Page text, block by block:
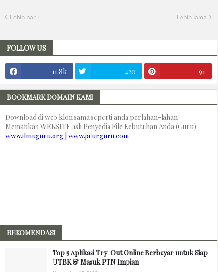
Lebih baru Lebih lama
FOLLOW US
11.8k 420 91
BOOKMARK DOMAIN KAMI
Download di web klon sama seperti anda perlahan-lahan
Mematikan WEBSITE asli Penyedia File Kebutuhan Anda (Guru)
www.ilmuguru.org | www.jalurguru.com
REKOMENDASI
Top 5 Aplikasi Try-Out Online Berbayar untuk Siap
UTBK & Masuk PTN Impian